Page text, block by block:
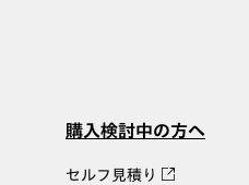
購入検討中の方へ
セルフ見積り